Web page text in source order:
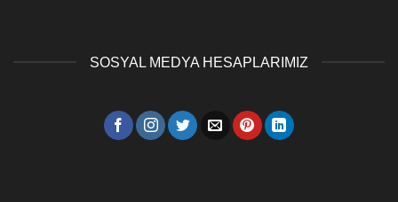
SOSYAL MEDYA HESAPLARIMIZ